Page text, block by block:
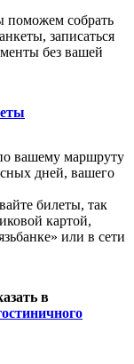
поможем собрать
записаться
без вашей
вашему маршруту
дней, вашего
билеты, так
картой,
или в сети
в